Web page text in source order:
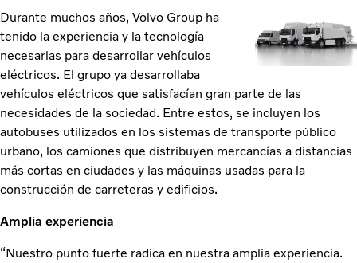
Durante muchos años, Volvo Group ha
tenido la experiencia y la tecnología
necesarias para desarrollar vehículos
eléctricos. El grupo ya desarrollaba
vehículos eléctricos que satisfacían gran parte de las
necesidades de la sociedad. Entre estos, se incluyen los
autobuses utilizados en los sistemas de transporte público
urbano, los camiones que distribuyen mercancías a distancias
más cortas en ciudades y las máquinas usadas para la
construcción de carreteras y edificios.
Amplia experiencia
“Nuestro punto fuerte radica en nuestra amplia experiencia.